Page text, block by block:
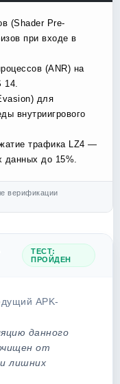
(Shader Pre-
при входе в
(ANR) на
14.
для
внутриигрового
трафика LZ4 —
данных до 15%.
верификации
ТЕСТ:
ПРОЙДЕН
APK-
данного
от
лишних